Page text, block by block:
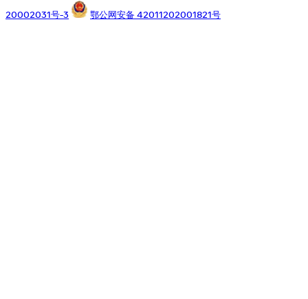
20002031号-3
鄂公网安备 42011202001821号